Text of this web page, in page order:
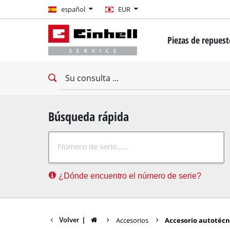
español
español EUR
EUR
GBP
CZK
Piezas de
Mini
Llave de impacto
Martillo Perforador
Demoledor
Taladro percutor
Taladros
Búsqueda rápida
¿Dónde encuentro el número de serie?
Volver Accesorios Accesorio